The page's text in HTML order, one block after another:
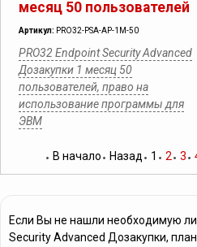
месяц 50 пользователей
Артикул: PRO32-PSA-AP-1M-50
PRO32 Endpoint Security Advanced
Дозакупки 1 месяц 50
пользователей, право на
использование программы для
ЭВМ
В начало Назад 1 2 3
Если Вы не нашли необходимую
Security Advanced Дозакупки,